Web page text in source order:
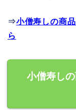
⇒小僧寿しの商
ら
小僧寿し